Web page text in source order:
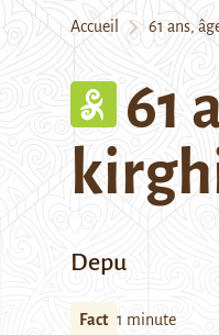
Accueil 61 ans,
61
Depu
Fact 1 minute